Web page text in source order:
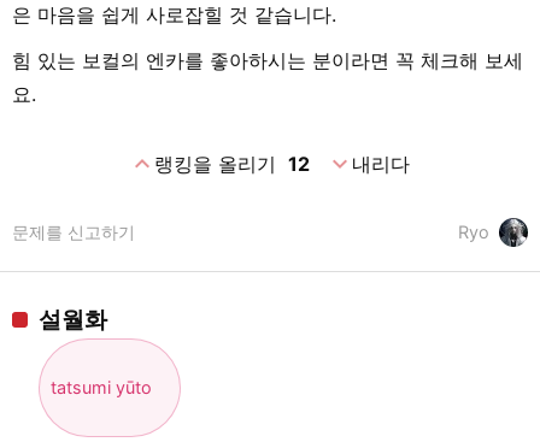
은 마음을 쉽게 사로잡힐 것 같습니다.
힘 있는 보컬의 엔카를 좋아하시는 분이라면 꼭 체크해 보세
요.
expand_less랭킹을 올리기 12 expand_more내리다
Ryo
문제를 신고하기
설월화
tatsumi yūto